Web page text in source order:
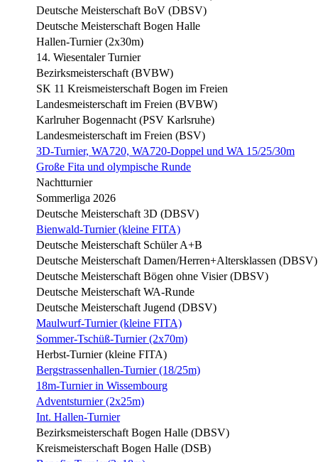
Deutsche Meisterschaft BoV (DBSV)
Deutsche Meisterschaft Bogen Halle
Hallen-Turnier (2x30m)
14. Wiesentaler Turnier
Bezirksmeisterschaft (BVBW)
SK 11 Kreismeisterschaft Bogen im Freien
Landesmeisterschaft im Freien (BVBW)
Karlruher Bogennacht (PSV Karlsruhe)
Landesmeisterschaft im Freien (BSV)
3D-Turnier, WA720, WA720-Doppel und WA 15/25/30m
Große Fita und olympische Runde
Nachtturnier
Sommerliga 2026
Deutsche Meisterschaft 3D (DBSV)
Bienwald-Turnier (kleine FITA)
Deutsche Meisterschaft Schüler A+B
Deutsche Meisterschaft Damen/Herren+Altersklassen (DBSV)
Deutsche Meisterschaft Bögen ohne Visier (DBSV)
Deutsche Meisterschaft WA-Runde
Deutsche Meisterschaft Jugend (DBSV)
Maulwurf-Turnier (kleine FITA)
Sommer-Tschüß-Turnier (2x70m)
Herbst-Turnier (kleine FITA)
Bergstrassenhallen-Turnier (18/25m)
18m-Turnier in Wissembourg
Adventsturnier (2x25m)
Int. Hallen-Turnier
Bezirksmeisterschaft Bogen Halle (DBSV)
Kreismeisterschaft Bogen Halle (DSB)